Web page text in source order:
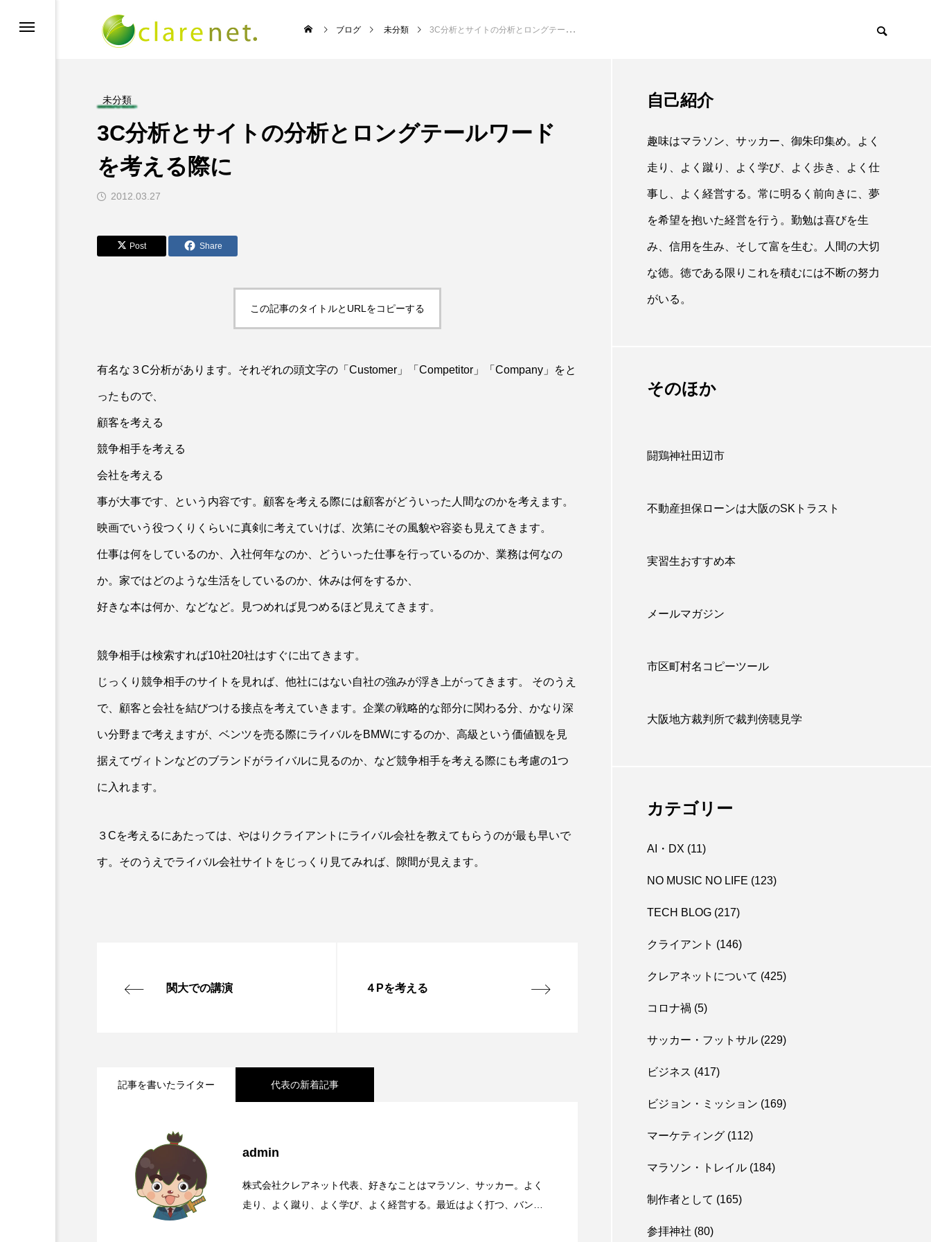
NO LIFE
admin
TECH BLOG
admin
サッカー・フットサル
admin
クライアント 採用・リクルー

ブログ 未分類 3C分析とサイトの分析とロングテールワードを考える際に
未分類
3C分析とサイトの分析とロングテールワード
を考える際に
2012.03.27
Post Share
この記事のタイトルとURLをコピーする
有名な３C分析があります。それぞれの頭文字の「Customer」「Competitor」「Company」をと
ったもので、
顧客を考える
競争相手を考える
会社を考える
事が大事です、という内容です。顧客を考える際には顧客がどういった人間なのかを考えます。
映画でいう役つくりくらいに真剣に考えていけば、次第にその風貌や容姿も見えてきます。
仕事は何をしているのか、入社何年なのか、どういった仕事を行っているのか、業務は何なの
か。家ではどのような生活をしているのか、休みは何をするか、
好きな本は何か、などなど。見つめれば見つめるほど見えてきます。
競争相手は検索すれば10社20社はすぐに出てきます。
じっくり競争相手のサイトを見れば、他社にはない自社の強みが浮き上がってきます。 そのうえ
で、顧客と会社を結びつける接点を考えていきます。企業の戦略的な部分に関わる分、かなり深
い分野まで考えますが、ベンツを売る際にライバルをBMWにするのか、高級という価値観を見
据えてヴィトンなどのブランドがライバルに見るのか、など競争相手を考える際にも考慮の1つ
に入れます。
３Cを考えるにあたっては、やはりクライアントにライバル会社を教えてもらうのが最も早いで
す。そのうえでライバル会社サイトをじっくり見てみれば、隙間が見えます。
関大での講演 ４Pを考える
記事を書いたライター 代表の新着記事
admin
株式会社クレアネット代表、好きなことはマラソン、サッカー。よく
走り、よく蹴り、よく学び、よく経営する。最近はよく打つ、バンカ
き曲
2026.08.05 【初千日詣】京都洛西 愛宕山登拝 愛宕神社の千日詣にチャレンジ
自己紹介
趣味はマラソン、サッカー、御朱印集め。よく
走り、よく蹴り、よく学び、よく歩き、よく仕
事し、よく経営する。常に明るく前向きに、夢
を希望を抱いた経営を行う。勤勉は喜びを生
み、信用を生み、そして富を生む。人間の大切
な徳。徳である限りこれを積むには不断の努力
がいる。
そのほか
闘鶏神社田辺市
不動産担保ローンは大阪のSKトラスト
実習生おすすめ本
メールマガジン
市区町村名コピーツール
大阪地方裁判所で裁判傍聴見学
カテゴリー
AI・DX (11)
NO MUSIC NO LIFE (123)
TECH BLOG (217)
クライアント (146)
クレアネットについて (425)
コロナ禍 (5)
サッカー・フットサル (229)
ビジネス (417)
ビジョン・ミッション (169)
マーケティング (112)
マラソン・トレイル (184)
制作者として (165)
参拝神社 (80)